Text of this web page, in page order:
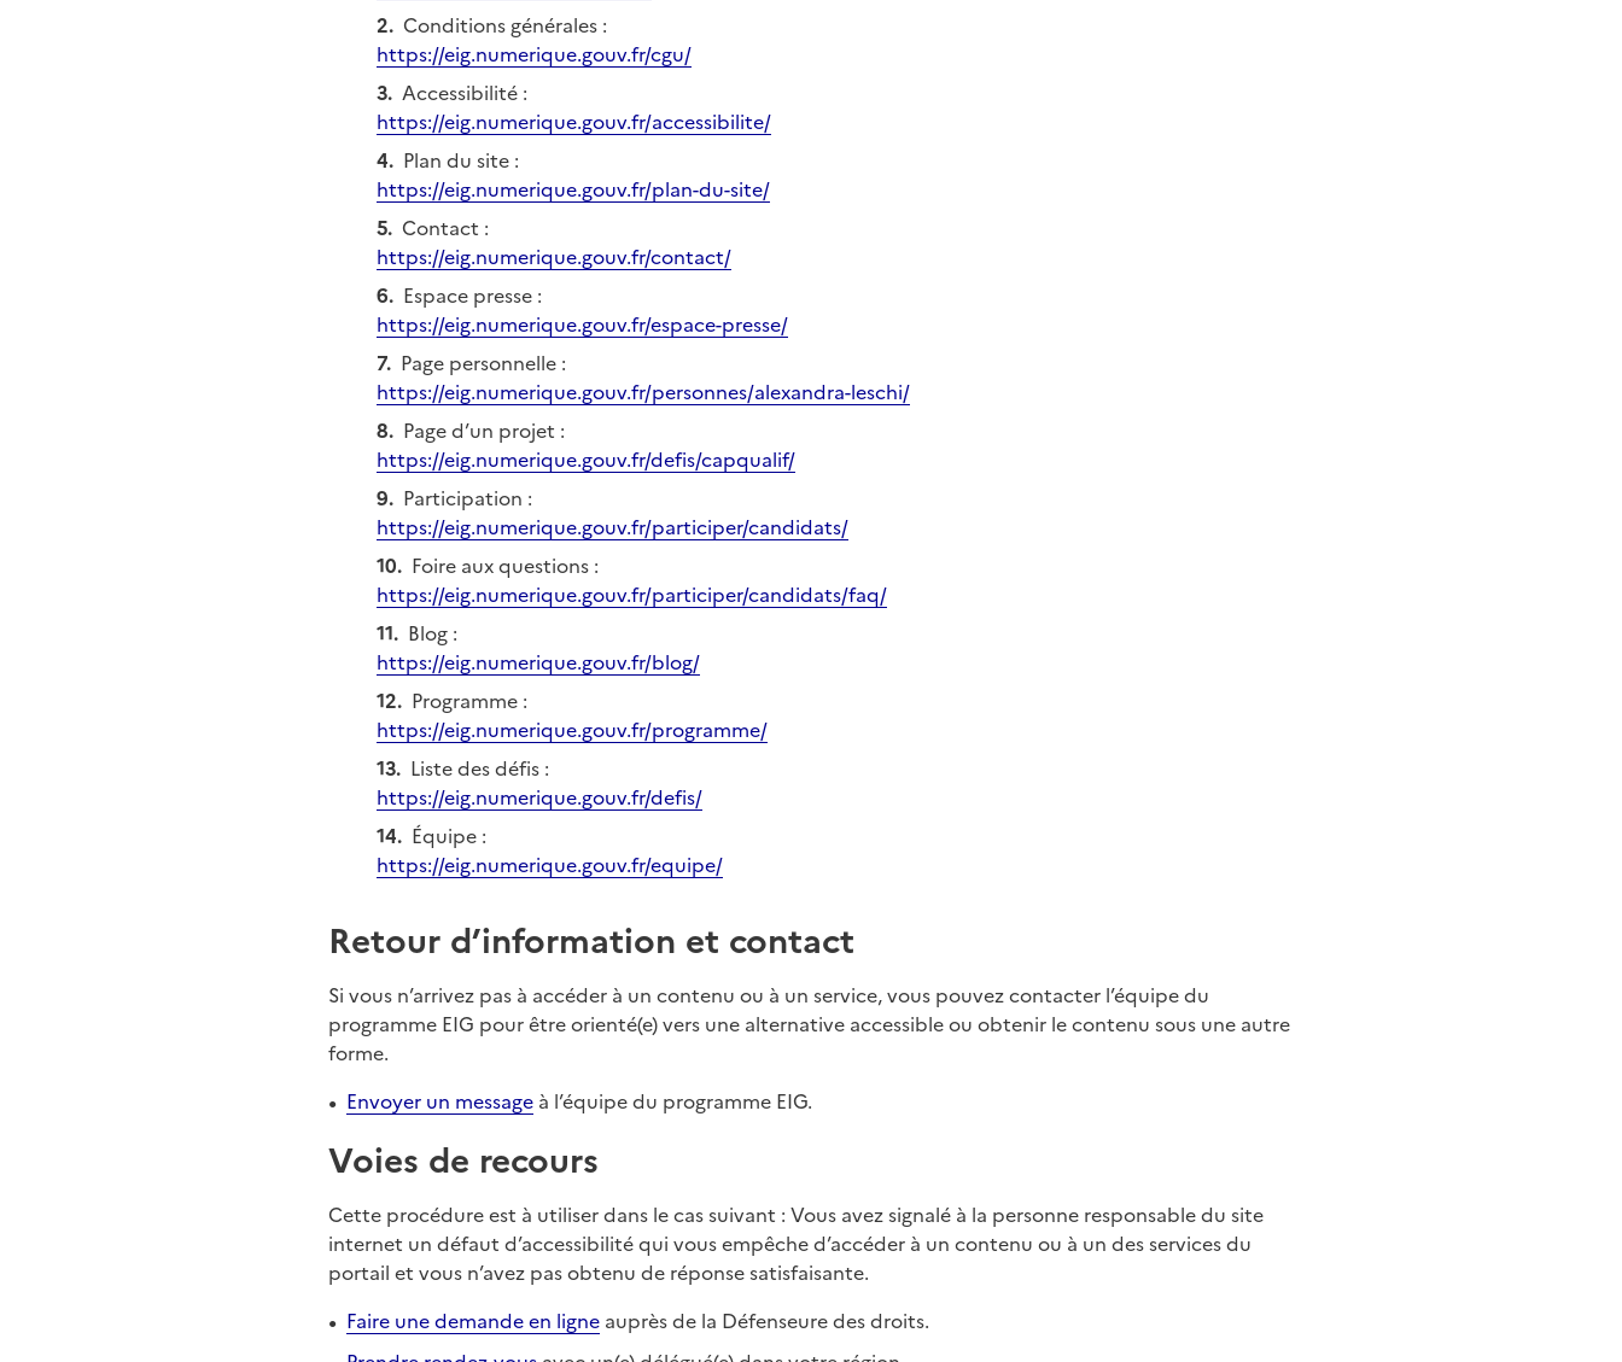
Conditions générales :
https://eig.numerique.gouv.fr/cgu/
Accessibilité :
https://eig.numerique.gouv.fr/accessibilite/
Plan du site :
https://eig.numerique.gouv.fr/plan-du-site/
Contact :
https://eig.numerique.gouv.fr/contact/
Espace presse :
https://eig.numerique.gouv.fr/espace-presse/
Page personnelle :
https://eig.numerique.gouv.fr/personnes/alexandra-leschi/
Page d’un projet :
https://eig.numerique.gouv.fr/defis/capqualif/
Participation :
https://eig.numerique.gouv.fr/participer/candidats/
Foire aux questions :
https://eig.numerique.gouv.fr/participer/candidats/faq/
Blog :
https://eig.numerique.gouv.fr/blog/
Programme :
https://eig.numerique.gouv.fr/programme/
Liste des défis :
https://eig.numerique.gouv.fr/defis/
Équipe :
https://eig.numerique.gouv.fr/equipe/
Retour d’information et contact
Si vous n’arrivez pas à accéder à un contenu ou à un service, vous pouvez contacter l’équipe du
programme EIG pour être orienté(e) vers une alternative accessible ou obtenir le contenu sous une autre
forme.
Envoyer un message à l’équipe du programme EIG.
Voies de recours
Cette procédure est à utiliser dans le cas suivant : Vous avez signalé à la personne responsable du site
internet un défaut d’accessibilité qui vous empêche d’accéder à un contenu ou à un des services du
portail et vous n’avez pas obtenu de réponse satisfaisante.
Faire une demande en ligne auprès de la Défenseure des droits.